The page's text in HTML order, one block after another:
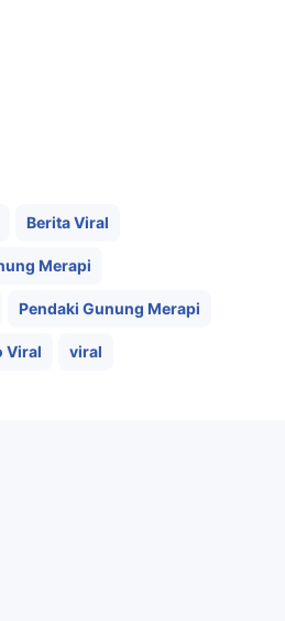
Berita Viral
Merapi
Pendaki Gunung Merapi
Viral viral